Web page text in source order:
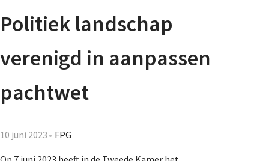
Politiek landschap
verenigd in aanpassen
pachtwet
10 juni 2023 FPG
Nieuwsbrief